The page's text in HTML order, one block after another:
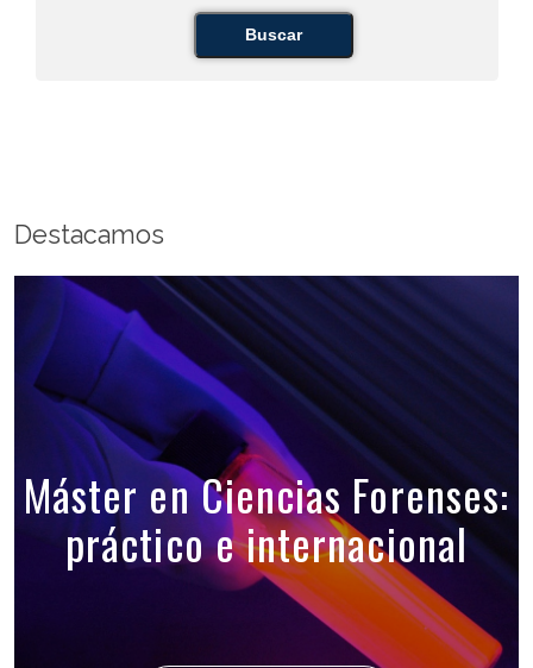
Buscar
Destacamos
Máster en Ciencias Forenses:
práctico e internacional